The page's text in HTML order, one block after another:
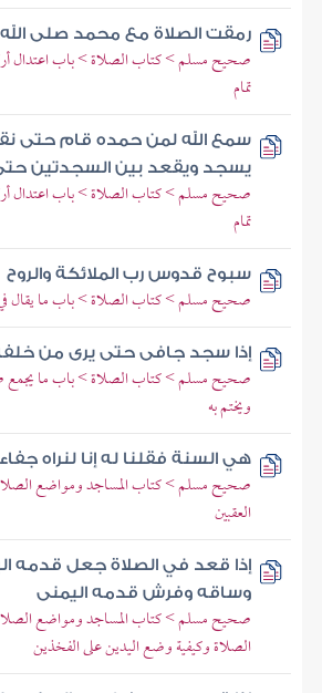
رمقت الصلاة مع محمد صلى
صحيح مسلم > كتاب الصلاة > باب اعتدال
تمام
سمع الله لمن حمده قام حتى
يسجد ويقعد بين السجدتين
صحيح مسلم > كتاب الصلاة > باب اعتدال
تمام
سبوح قدوس رب الملائكة والروح
صحيح مسلم > كتاب الصلاة > باب ما يقال
إذا سجد جافى حتى يرى من
صحيح مسلم > كتاب الصلاة > باب ما يجمع
ويختم به
هي السنة فقلنا له إنا لنراه
صحيح مسلم > كتاب المساجد ومواضع
العقبين
إذا قعد في الصلاة جعل قدمه
وساقه وفرش قدمه اليمنى
صحيح مسلم > كتاب المساجد ومواضع
الصلاة وكيفية وضع اليدين على الفخذين